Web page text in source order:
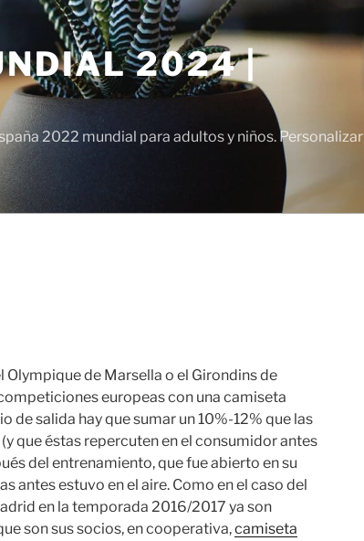
2024 |
2022 mundial para adultos y niños. Personalizar
Olympique de Marsella o el Girondins de
europeas con una camiseta
de salida hay que sumar un 10%-12% que las
que éstas repercuten en el consumidor antes
del entrenamiento, que fue abierto en su
antes estuvo en el aire. Como en el caso del
en la temporada 2016/2017 ya son
son sus socios, en cooperativa,camiseta